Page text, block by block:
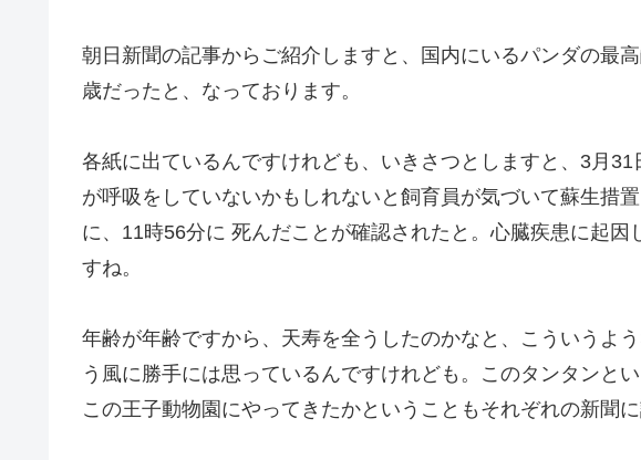
朝日新聞の記事からご紹介しますと、国内にいるパンダの最
歳だったと、なっております。
各紙に出ているんですけれども、いきさつとしますと、3月
が呼吸をしていないかもしれないと飼育員が気づいて蘇生措
に、11時56分に 死んだことが確認されたと。心臓疾患に起
すね。
年齢が年齢ですから、天寿を全うしたのかなと、こういうよ
う風に勝手には思っているんですけれども。このタンタンと
この王子動物園にやってきたかということもそれぞれの新聞